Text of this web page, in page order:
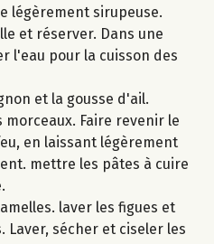
légèrement sirupeuse.
et réserver. Dans une
l'eau pour la cuisson des
et la gousse d'ail.
Faire revenir le
en laissant légèrement
mettre les pâtes à cuire
laver les figues et
Laver, sécher et ciseler les